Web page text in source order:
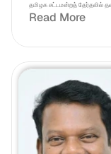
தமிழக சட்டமன்றத் தேர்தலில்
Read More